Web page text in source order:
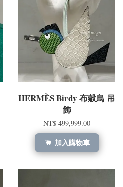
HERMÈS Birdy 布穀鳥 吊
飾
NT$ 499,999.00
加入購物車